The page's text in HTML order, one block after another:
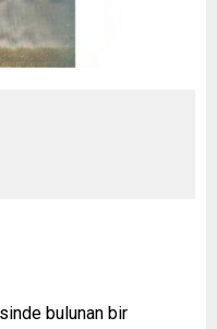
bulunan bir